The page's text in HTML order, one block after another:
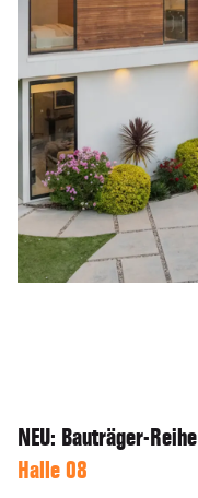
NEU: Bauträger-Reihe
Halle 08